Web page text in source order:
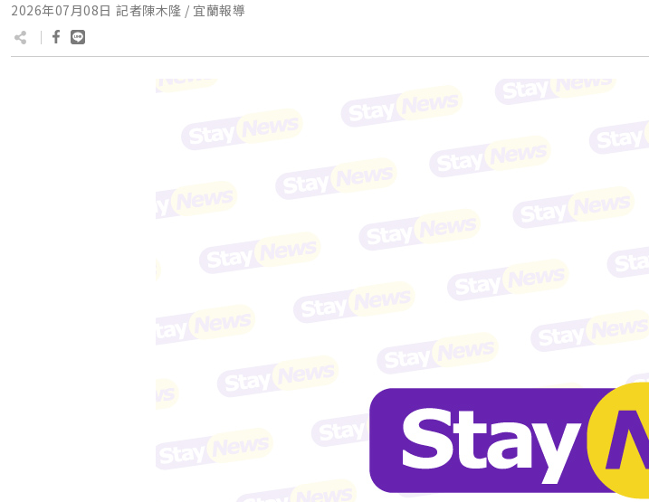
2026年07月08日 記者陳木隆 / 宜蘭報導